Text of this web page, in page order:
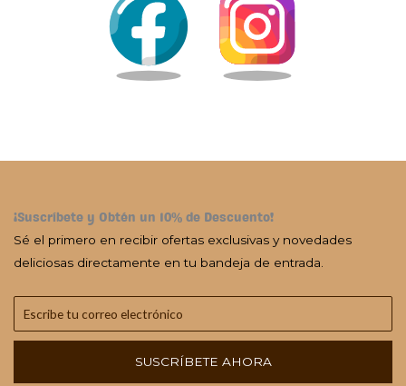
¡Suscríbete y Obtén un 10% de Descuento!
Sé el primero en recibir ofertas exclusivas y novedades
deliciosas directamente en tu bandeja de entrada.
SUSCRÍBETE AHORA